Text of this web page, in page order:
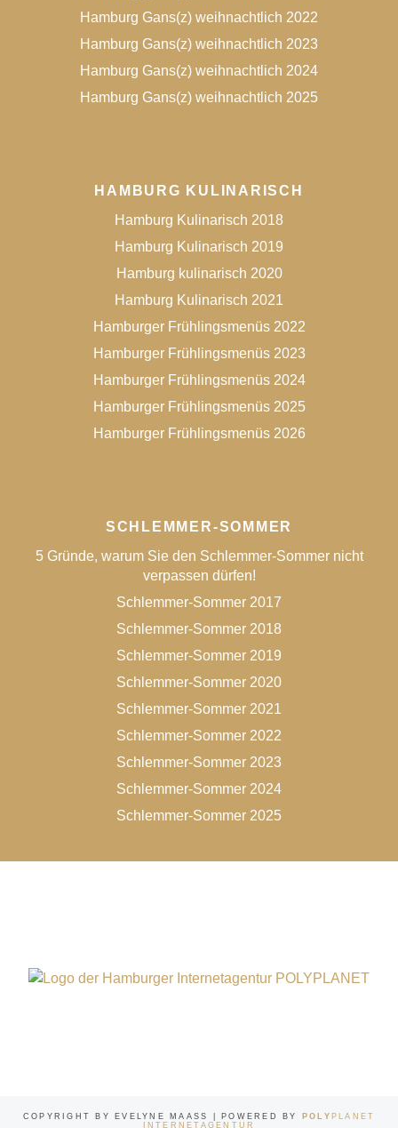
Hamburg Gans(z) weihnachtlich 2022
Hamburg Gans(z) weihnachtlich 2023
Hamburg Gans(z) weihnachtlich 2024
Hamburg Gans(z) weihnachtlich 2025
HAMBURG KULINARISCH
Hamburg Kulinarisch 2018
Hamburg Kulinarisch 2019
Hamburg kulinarisch 2020
Hamburg Kulinarisch 2021
Hamburger Frühlingsmenüs 2022
Hamburger Frühlingsmenüs 2023
Hamburger Frühlingsmenüs 2024
Hamburger Frühlingsmenüs 2025
Hamburger Frühlingsmenüs 2026
SCHLEMMER-SOMMER
5 Gründe, warum Sie den Schlemmer-Sommer nicht
verpassen dürfen!
Schlemmer-Sommer 2017
Schlemmer-Sommer 2018
Schlemmer-Sommer 2019
Schlemmer-Sommer 2020
Schlemmer-Sommer 2021
Schlemmer-Sommer 2022
Schlemmer-Sommer 2023
Schlemmer-Sommer 2024
Schlemmer-Sommer 2025
COPYRIGHT BY EVELYNE MAASS | POWERED BY POLY PLANET
INTERNETAGENTUR